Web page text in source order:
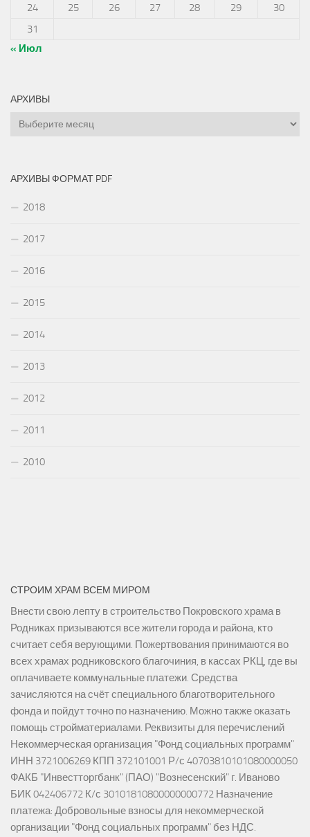
24
25 26 27 28 29
30
31
« Июл
АРХИВЫ
Архивы
АРХИВЫ ФОРМАТ PDF
2018
2017
2016
2015
2014
2013
2012
2011
2010
СТРОИМ ХРАМ ВСЕМ МИРОМ
Внести свою лепту в строительство Покровского храма в
Родниках призываются все жители города и района, кто
считает себя верующими. Пожертвования принимаются во
всех храмах родниковского благочиния, в кассах РКЦ, где вы
оплачиваете коммунальные платежи. Средства
зачисляются на счёт специального благотворительного
фонда и пойдут точно по назначению. Можно также оказать
помощь стройматериалами. Реквизиты для перечислений
Некоммерческая организация "Фонд социальных программ"
ИНН 3721006269 КПП 372101001 Р/с 40703810101080000050
ФАКБ "Инвестторгбанк" (ПАО) "Вознесенский" г. Иваново
БИК 042406772 К/с 30101810800000000772 Назначение
платежа: Добровольные взносы для некоммерческой
организации "Фонд социальных программ" без НДС.